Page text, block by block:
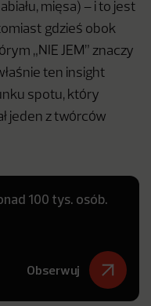
mięsa) – i to jest
gdzieś obok
„NIE JEM” znaczy
ten insight
spotu, który
jeden z twórców
100 tys. osób.
Obserwuj